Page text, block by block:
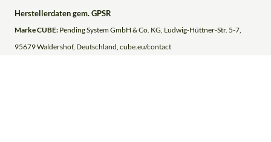
Herstellerdaten gem. GPSR
Marke CUBE: Pending System GmbH & Co. KG, Ludwig-Hüttner-Str. 5-7,
95679 Waldershof, Deutschland, cube.eu/contact